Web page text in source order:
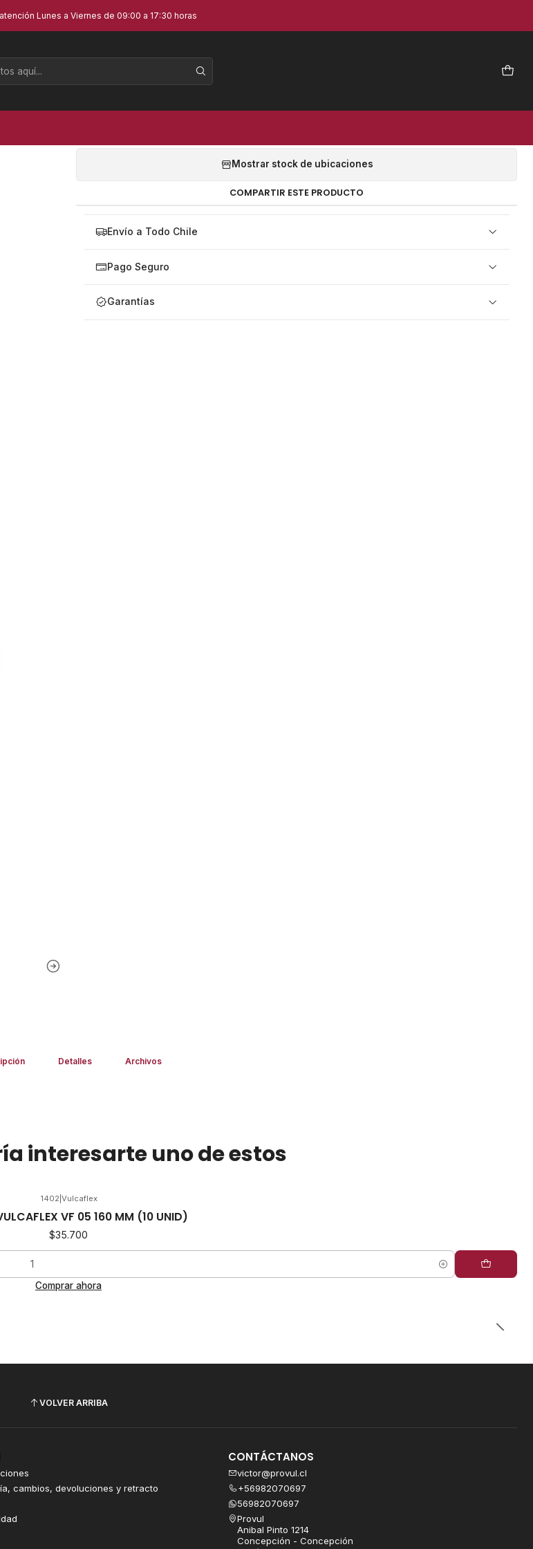
Lunes a Viernes de 09:00 a 17:30 horas
PARCHE VULCAFLEX VF 06 240 MM (10
Mostrar stock de ubicaciones
COMPARTIR ESTE PRODUCTO
Envío a Todo Chile
Pago Seguro
Garantías
Detalles Archivos
interesarte uno de estos
1402 Vulcaflex
VF 05 160 MM (10 UNID)
$35.700
Comprar ahora
VOLVER ARRIBA
cambios, devoluciones y retracto
CONTÁCTANOS
victor@provul.cl
+56982070697
56982070697
Provul
Anibal Pinto 1214
Concepción - Concepción